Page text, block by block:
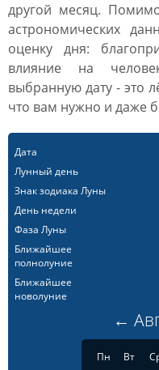
другой месяц.
астрономических
оценку дня:
влияние на
выбранную дату - это
что вам нужно и даже
Дата
Лунный день
Знак зодиака Луны
День недели
Фаза Луны
Ближайшее
полнолуние
Ближайшее
новолуние
←
Пн Вт